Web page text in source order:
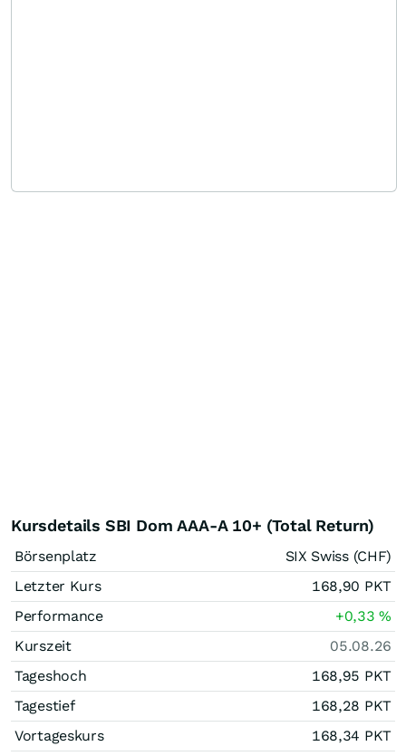
Kursdetails SBI Dom AAA-A 10+ (Total Return)
Börsenplatz
SIX Swiss (CHF)
Letzter Kurs
168,90 PKT
Performance
+0,33%
Kurszeit
05.08.26
Tageshoch
168,95 PKT
Tagestief
168,28 PKT
Vortageskurs
168,34 PKT